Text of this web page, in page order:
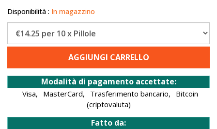
Disponibilità : In magazzino
AGGIUNGI CARRELLO
Modalità di pagamento accettate:
Visa, MasterCard, Trasferimento bancario,
Bitcoin
(criptovaluta)
Fatto da: